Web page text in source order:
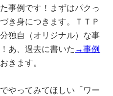
事例です！まずはパクっ
き身につきます。ＴＴＰ
独自（オリジナル）な事
あ、過去に書いた →事例
きます。
やってみてほしい「ワー